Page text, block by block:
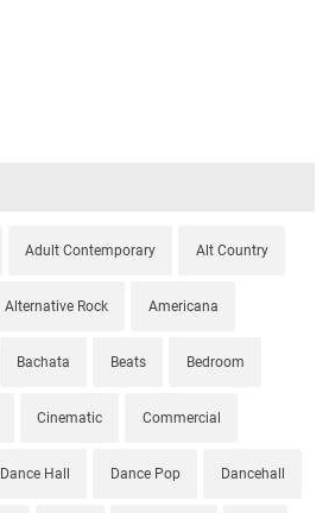
Adult Contemporary Alt Country
Alternative Rock Americana
Bachata Beats Bedroom
Cinematic Commercial
Dance Hall Dance Pop Dancehall